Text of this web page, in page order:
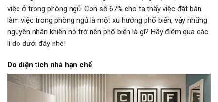
việc ở trong phòng ngủ. Con số 67% cho ta thấy việc đặt bàn
làm việc trong phòng ngủ là một xu hướng phổ biến, vậy những
nguyên nhân khiến nó trở nên phổ biến là gì? Hãy điểm qua các
lí do dưới đây nhé!
Do diện tích nhà hạn chế